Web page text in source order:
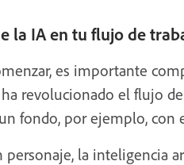
la IA en tu flujo de
es importante
revolucionado el flujo
fondo, por ejemplo, con
personaje, la inteligencia